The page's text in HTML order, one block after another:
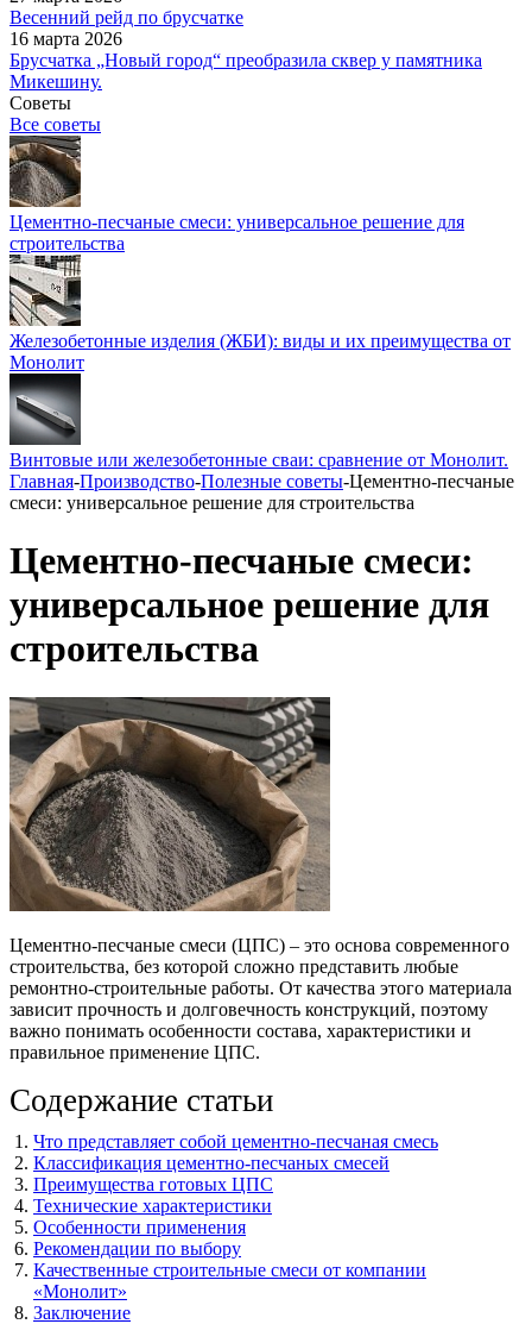
Весенний рейд по брусчатке
16 марта 2026
Брусчатка „Новый город“ преобразила сквер у памятника
Микешину.
Советы
Все советы
Цементно-песчаные смеси: универсальное решение для
строительства
Железобетонные изделия (ЖБИ): виды и их преимущества от
Монолит
Винтовые или железобетонные сваи: сравнение от Монолит.
Главная-Производство-Полезные советы-Цементно-песчаные
смеси: универсальное решение для строительства
Цементно-песчаные смеси:
универсальное решение для
строительства
Цементно-песчаные смеси (ЦПС) – это основа современного
строительства, без которой сложно представить любые
ремонтно-строительные работы. От качества этого материала
зависит прочность и долговечность конструкций, поэтому
важно понимать особенности состава, характеристики и
правильное применение ЦПС.
Содержание статьи
Что представляет собой цементно-песчаная смесь
Классификация цементно-песчаных смесей
Преимущества готовых ЦПС
Технические характеристики
Особенности применения
Рекомендации по выбору
Качественные строительные смеси от компании
«Монолит»
Заключение